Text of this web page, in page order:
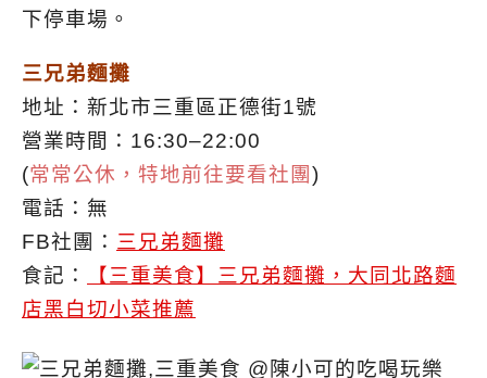
下停車場。
三兄弟麵攤
地址：新北市三重區正德街1號
營業時間：16:30–22:00
(常常公休，特地前往要看社團 )
電話：無
FB社團： 三兄弟麵攤
食記：
【三重美食】三兄弟麵攤，大同北路麵
店黑白切小菜推薦